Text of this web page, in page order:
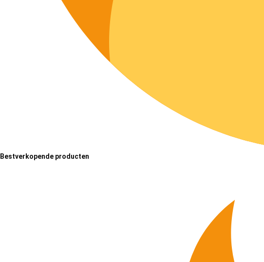
Bestverkopende producten